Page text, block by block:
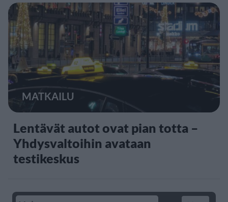
MATKAILU
Lentävät autot ovat pian totta –
Yhdysvaltoihin avataan
testikeskus